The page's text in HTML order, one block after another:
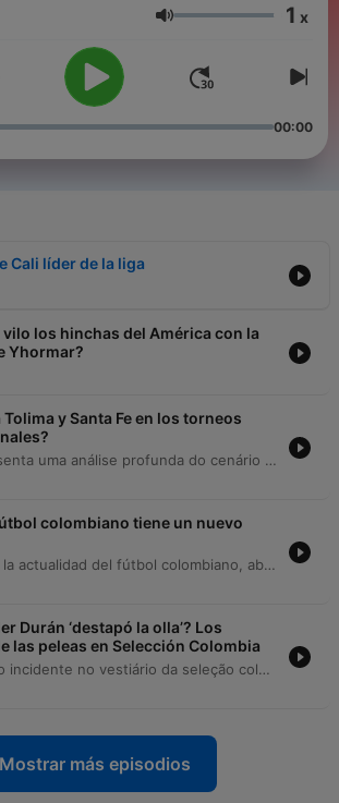
Volumen 1 x
00:00
Cali líder de la liga
vilo los hinchas del América con la
Yhormar?
Tolima y Santa Fe en los torneos
Este episódio apresenta uma análise profunda do cenário futebolístico colombiano, abordando o desempenho de clubes como Santa Fe, Tolima e Millonarios em torneios nacionais e sul-americanos. Os comentaristas debatem a situação de treinadores, o impacto de jogadores estrangeiros e as movimentações de mercado, além de refletirem sobre o legado histórico de ícones como Franco Baresi. A discussão expande-se para o panorama internacional, cobrindo rumores de transferências de grandes craques colombianos, as incertezas sobre a privatização da Copa do Mundo pela FIFA e os desafios enfrentados por atletas em fim de carreira. O programa encerra com debates sobre a seleção colombiana, incluindo a disputa pela titularidade no gol e conquistas esportivas em outros modalidades.
colombiano tiene un nuevo
El programa analiza la actualidad del fútbol colombiano, abordando desde la asamblea de la División Mayor y las tensiones por los derechos de televisión, hasta la crisis de profesionalismo en el arbitraje nacional. También se discuten temas de mercado como el valor de Davinson Sánchez y el futuro de Falcao García. Además, se repasan noticias internacionales y diversas disciplinas, incluyendo el desempeño de la selección femenina en los Juegos Centroamericanos, el ranking mundial de ligas según Opta y novedades en el béisbol y el automovilismo.
Durán ‘destapó la olla’? Los
las peleas en Selección Colombia
O episódio aborda o incidente no vestiário da seleção colombiana envolvendo Jhon Durán e o técnico Néstor Lorenzo, debatendo as consequências de sua conduta para a carreira do jogador e os impactos na gestão do elenco. A discussão explora se o atleta enfrenta um processo de autodestruição por falta de maturidade ou se é vítima de circunstâncias. Além disso, o programa analisa o cenário do futebol colombiano, desde a importância da estruturação das bases com jogadores como Cuadrado e Jerry Mina até as movimentações no mercado, incluindo a transferência de Carlos Baca para o Deportivo Cali. O debate encerra com reflexões sobre o futuro de ícones como Falcao e a situação física de jogadores como Luis Sinisterra e Juan Fernando Quintero.
Mostrar más episodios